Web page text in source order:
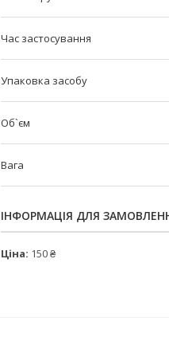
Час застосування
Упаковка засобу
Об`єм
Вага
ІНФОРМАЦІЯ ДЛЯ
Ціна: 150 ₴